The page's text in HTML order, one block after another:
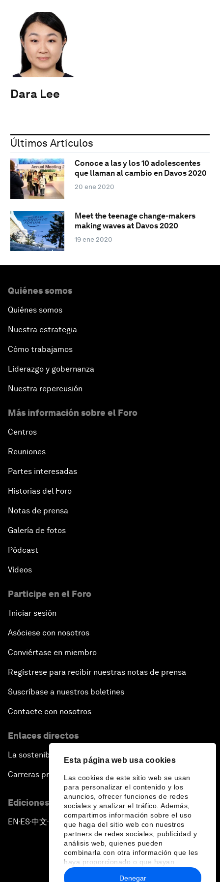
Esta página web usa cookies
Las cookies de este sitio web se usan
para personalizar el contenido y los
anuncios, ofrecer funciones de redes
sociales y analizar el tráfico. Además,
compartimos información sobre el uso
que haga del sitio web con nuestros
partners de redes sociales, publicidad y
análisis web, quienes pueden
combinarla con otra información que les
haya proporcionado o que hayan
recopilado a partir del uso que haya
Denegar
Dara Lee
Últimos Artículos
Conoce a las y los 10 adolescentes
que llaman al cambio en Davos 2020
20 ene 2020
Meet the teenage change-makers
making waves at Davos 2020
19 ene 2020
Quiénes somos
Quiénes somos
Nuestra estrategia
Cómo trabajamos
Liderazgo y gobernanza
Nuestra repercusión
Más información sobre el Foro
Centros
Reuniones
Partes interesadas
Historias del Foro
Notas de prensa
Galería de fotos
Pódcast
Vídeos
Participe en el Foro
Iniciar sesión
Asóciese con nosotros
Conviértase en miembro
Regístrese para recibir nuestras notas de prensa
Suscríbase a nuestros boletines
Contacte con nosotros
Enlaces directos
La sostenibilidad en el Foro
Carreras profesionales
Ediciones en otros idiomas
EN ▪ES▪中文▪ 日本語